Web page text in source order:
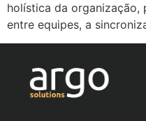
holística da organização,
entre equipes, a